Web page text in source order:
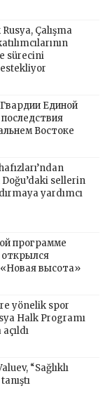
Çalışma
sürecini
Единой
Востоке
sellerin
yardımcı
программе
открылся
высота»
yönelik spor
Halk Programı
“Sağlıklı